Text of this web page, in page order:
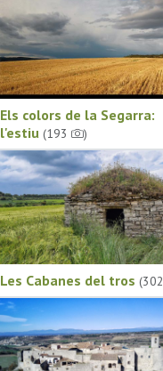
Els colors de la Segarra:
l'estiu (193 )
Les Cabanes del tros (302